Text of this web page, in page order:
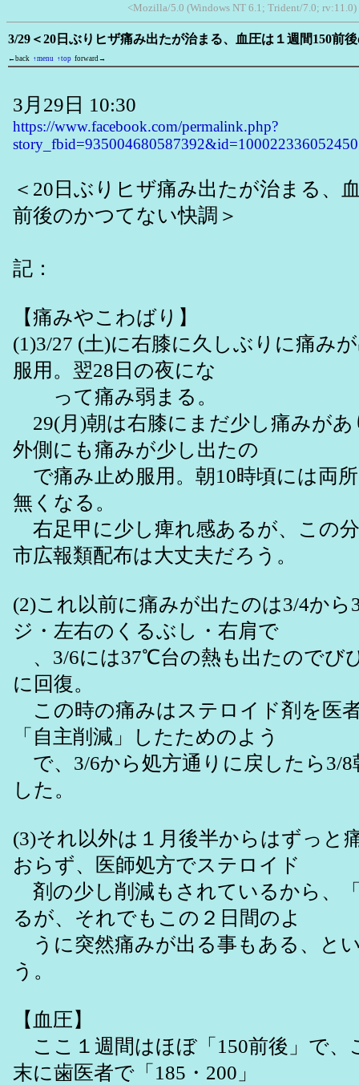
<Mozilla/5.0 (Windows NT 6.1; Trident/7.0;
3/29＜20日ぶりヒザ痛み出たが治まる、血圧は１週間150前
←back ↑menu ↑top forward→
3月29日 10:30
https://www.facebook.com/permalink.php?
story_fbid=935004680587392&id=100022336052450
＜20日ぶりヒザ痛み出たが治まる、
前後のかつてない快調＞
記：
【痛みやこわばり】
(1)3/27 (土)に右膝に久しぶりに痛み
服用。翌28日の夜にな
って痛み弱まる。
29(月)朝は右膝にまだ少し痛みが
外側にも痛みが少し出たの
で痛み止め服用。朝10時頃には両
無くなる。
右足甲に少し痺れ感あるが、この
市広報類配布は大丈夫だろう。
(2)これ以前に痛みが出たのは3/4から
ジ・左右のくるぶし・右肩で
、3/6には37℃台の熱も出たのでび
に回復。
この時の痛みはステロイド剤を医
「自主削減」したためのよう
で、3/6から処方通りに戻したら3/8
した。
(3)それ以外は１月後半からはずっと
おらず、医師処方でステロイド
剤の少し削減もされているから、
るが、それでもこの２日間のよ
うに突然痛みが出る事もある、と
う。
【血圧】
ここ１週間はほぼ「150前後」で、
末に歯医者で「185・200」